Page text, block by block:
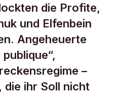
die Profite,
und Elfenbein
Angeheuerte
–
die ihr Soll nicht